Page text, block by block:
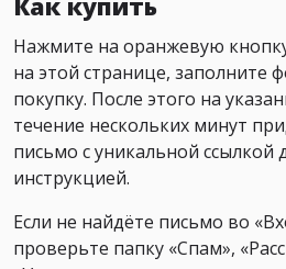
Нажмите на оранжевую
на этой странице, заполните
покупку. После этого на
течение нескольких минут
письмо с уникальной ссылкой
инструкцией.
Если не найдёте письмо во
проверьте папку «Спам»,